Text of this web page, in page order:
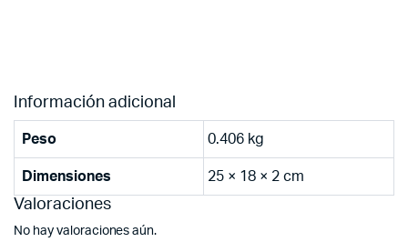
Información adicional
Peso 0.406 kg
Dimensiones 25 × 18 × 2 cm
Valoraciones
No hay valoraciones aún.